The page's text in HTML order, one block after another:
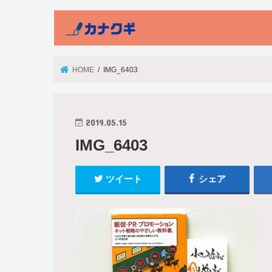
HOME IMG_6403
2019.05.15
IMG_6403
ツイート シェア